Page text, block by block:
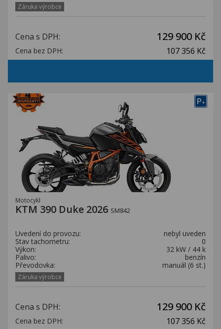
Záruka výrobce
Cena s DPH: 129 900 Kč
Cena bez DPH: 107 356 Kč
P+
Motocykl
KTM 390 Duke 2026 SM842
Uvedení do provozu:
nebyl uveden
Stav tachometru:
0
Výkon:
32 kW / 44 k
Palivo:
benzín
Převodovka:
manuál (6 st.)
Záruka výrobce
Cena s DPH: 129 900 Kč
Cena bez DPH: 107 356 Kč